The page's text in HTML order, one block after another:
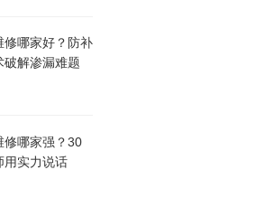
修哪家好？防补
破解渗漏难题
修哪家强？30
用实力说话